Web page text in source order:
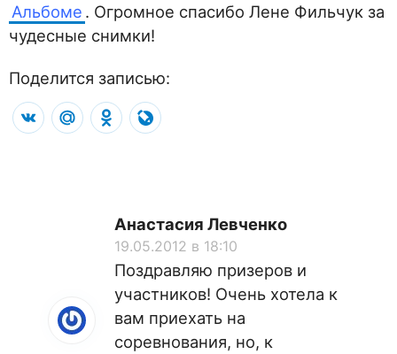
Альбоме . Огромное спасибо Лене Фильчук за
чудесные снимки!
Поделится записью:
VK Mail.RuOdnoklassniki
Анастасия Левченко
19.05.2012 в 18:10
Поздравляю призеров и
участников! Очень хотела к
вам приехать на
соревнования, но, к